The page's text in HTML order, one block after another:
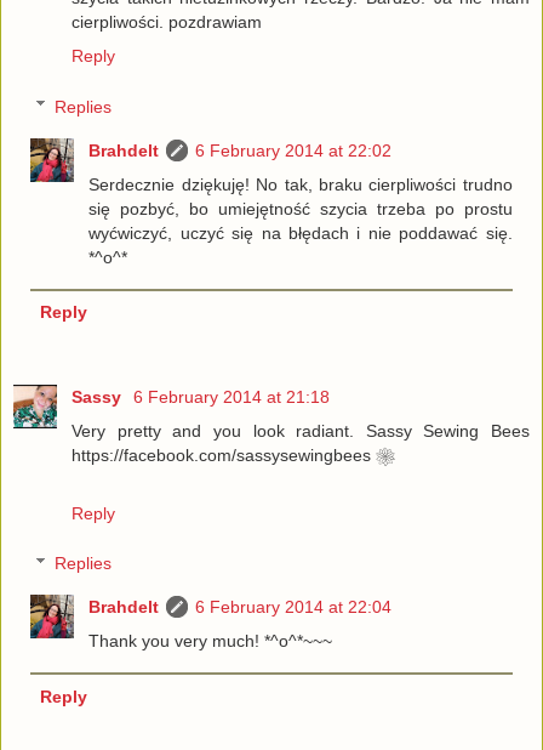
cierpliwości. pozdrawiam
Reply
Replies
Brahdelt
6 February 2014 at 22:02
Serdecznie dziękuję! No tak, braku cierpliwości trudno
się pozbyć, bo umiejętność szycia trzeba po prostu
wyćwiczyć, uczyć się na błędach i nie poddawać się.
*^o^*
Reply
Sassy
6 February 2014 at 21:18
Very pretty and you look radiant. Sassy Sewing Bees
https://facebook.com/sassysewingbees ❀
Reply
Replies
Brahdelt
6 February 2014 at 22:04
Thank you very much! *^o^*~~~
Reply